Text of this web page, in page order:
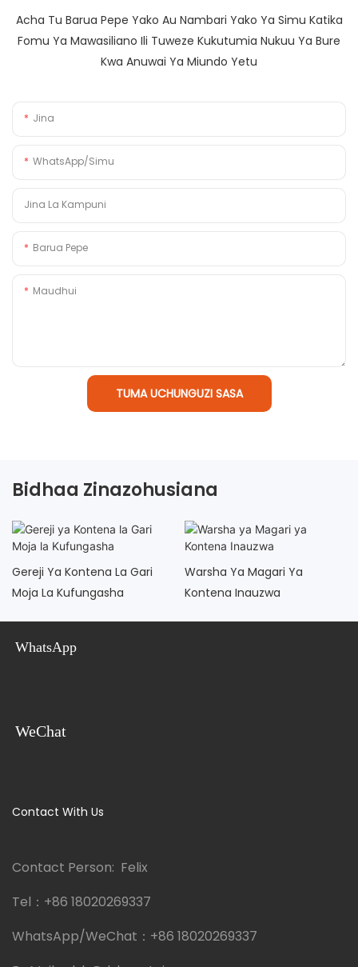
Acha Tu Barua Pepe Yako Au Nambari Yako Ya Simu Katika
Fomu Ya Mawasiliano Ili Tuweze Kukutumia Nukuu Ya Bure
Kwa Anuwai Ya Miundo Yetu
Jina
WhatsApp/Simu
Jina La Kampuni
Barua Pepe
Maudhui
TUMA UCHUNGUZI SASA
Bidhaa Zinazohusiana
Gereji Ya Kontena La Gari
Moja La Kufungasha
Warsha Ya Magari Ya
Kontena Inauzwa
WhatsApp
WeChat
Contact With Us
Contact Person: Felix
Tel： +86 18020269337
WhatsApp/WeChat： +86 18020269337